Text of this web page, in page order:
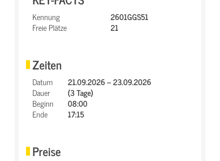
Kennung
2601GGS51
Freie Plätze
21
Zeiten
Datum
21.09.2026 – 23.09.2026
Dauer
(3 Tage)
Beginn
08:00
Ende
17:15
Preise